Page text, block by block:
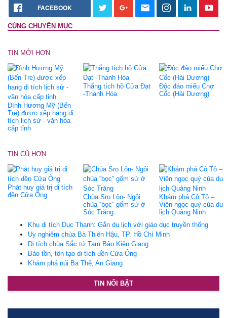
FACEBOOK
CÙNG CHUYÊN MỤC
TIN MỚI HƠN
Đình Hương Mỹ (Bến
Tre) được xếp hạng di
tích lịch sử - văn hóa
cấp tỉnh
Thắng tích hồ Cửa Đạt
-Thanh Hóa
Độc đáo miếu Chợ
Cốc (Hải Dương)
TIN CŨ HƠN
Phát huy giá trị di tích
đền Cửa Ông
Chùa Sro Lôn- Ngôi
chùa “bọc” gốm sứ ở
Sóc Trăng
Khám phá Cô Tô –
Viên ngọc quý của du
lịch Quảng Ninh
Khu di tích Dục Thanh: Gắn du lịch với giáo dục truyền thống
Uy nghiêm chùa Bà Thiên Hậu, TP. Hồ Chí Minh
Di tích chùa Sắc tứ Tam Bảo Kiên Giang
Bảo tồn, tôn tạo di tích đền Cửa Ông
Khám phá núi Ba Thê, An Giang
TIN NỔI BẬT